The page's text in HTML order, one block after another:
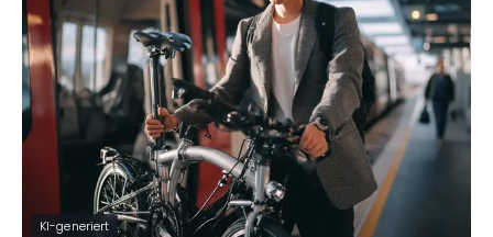
KI-generiert